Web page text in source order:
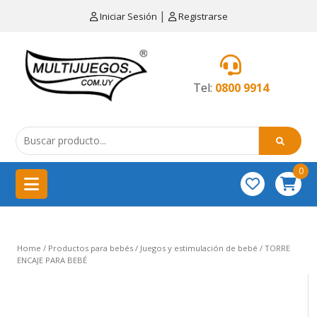
Iniciar Sesión | Registrarse
Tel: 0800 9914
MENÚ
de
cocina
China
importación
Educativos
0
Home / Productos para bebés / Juegos y estimulación de bebé / TORRE
ENCAJE PARA BEBÉ